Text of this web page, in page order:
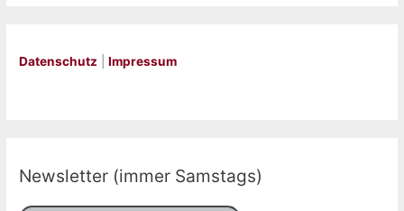
Datenschutz |Impressum
Newsletter (immer Samstags)